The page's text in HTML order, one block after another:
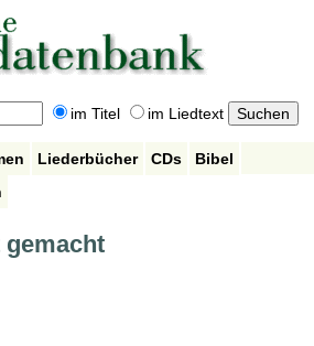
im Titel im Liedtext
Liederbücher CDs
Bibel
gemacht